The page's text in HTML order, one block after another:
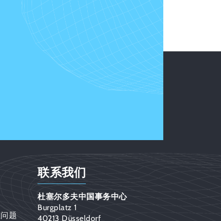
题
联系我们
杜塞尔多夫中国事务中心
Burgplatz 1
40213 Düsseldorf